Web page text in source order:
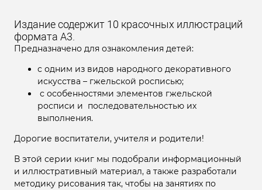
Издание содержит 10 красочных иллюстраций
формата А3.
Предназначено для ознакомления детей:
с одним из видов народного декоративного
искусства – гжельской росписью;
с особенностями элементов гжельской
росписи и последовательностью их
выполнения.
Дорогие воспитатели, учителя и родители!
В этой серии книг мы подобрали информационный
и иллюстративный материал, а также разработали
методику рисования так, чтобы на занятиях по